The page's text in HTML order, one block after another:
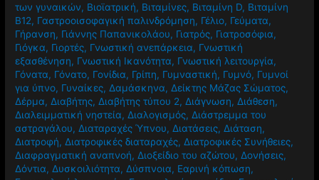
των γυναικών, Βιοϊατρική, Βιταμίνες, Βιταμίνη D, Βιταμίνη
Β12, Γαστροοισοφαγική παλινδρόμηση, Γέλιο, Γεύματα,
Γήρανση, Γιάννης Παπανικολάου, Γιατρός, Γιατροσόφια,
Γιόγκα, Γιορτές, Γνωστική ανεπάρκεια, Γνωστική
εξασθένηση, Γνωστική Ικανότητα, Γνωστική λειτουργία,
Γόνατα, Γόνατο, Γονίδια, Γρίπη, Γυμναστική, Γυμνό, Γυμνοί
για ύπνο, Γυναίκες, Δαμάσκηνα, Δείκτης Μάζας Σώματος,
Δέρμα, Διαβήτης, Διαβήτης τύπου 2, Διάγνωση, Διάθεση,
Διαλειμματική νηστεία, Διαλογισμός, Διάστρεμμα του
αστραγάλου, Διαταραχές Ύπνου, Διατάσεις, Διάταση,
Διατροφή, Διατροφικές διαταραχές, Διατροφικές Συνήθειες,
Διαφραγματική αναπνοή, Διοξείδιο του αζώτου, Δονήσεις,
Δόντια, Δυσκοιλιότητα, Δύσπνοια, Εαρινή κόπωση,